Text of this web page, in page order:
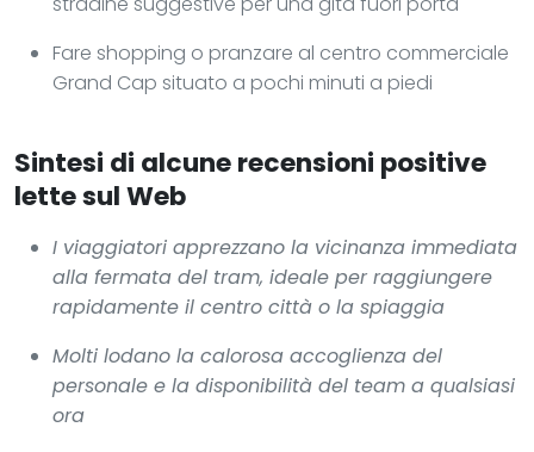
Fare shopping o pranzare al centro commerciale
Grand Cap situato a pochi minuti a piedi
Sintesi di alcune recensioni positive
lette sul Web
I viaggiatori apprezzano la vicinanza immediata
alla fermata del tram, ideale per raggiungere
rapidamente il centro città o la spiaggia
Molti lodano la calorosa accoglienza del
personale e la disponibilità del team a qualsiasi
ora